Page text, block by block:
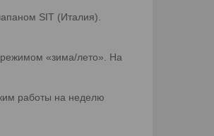
SIT (Италия).
«зима/лето». На
работы на неделю